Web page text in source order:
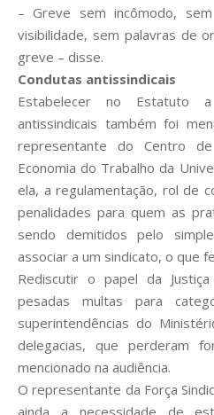
– Greve sem incômodo,
visibilidade, sem palavras de
greve – disse.
Condutas antissindicais
Estabelecer no Estatuto
antissindicais também foi
representante do Centro
Economia do Trabalho da
ela, a regulamentação, rol de
penalidades para quem as
sendo demitidos pelo
associar a um sindicato, o que
Rediscutir o papel da
pesadas multas para
superintendências do
delegacias, que perderam
mencionado na audiência.
O representante da Força
ainda a necessidade de